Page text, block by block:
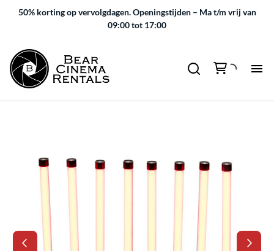
50% korting op vervolgdagen. Openingstijden – Ma t/m vrij van
09:00 tot 17:00